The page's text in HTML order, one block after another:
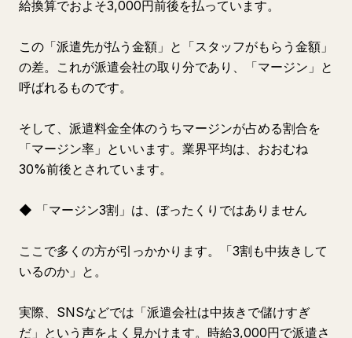
給換算でおよそ3,000円前後を払っています。
この「派遣先が払う金額」と「スタッフがもらう金額」
の差。これが派遣会社の取り分であり、「マージン」と
呼ばれるものです。
そして、派遣料金全体のうちマージンが占める割合を
「マージン率」といいます。業界平均は、おおむね
30%前後とされています。
◆ 「マージン3割」は、ぼったくりではありません
ここで多くの方が引っかかります。「3割も中抜きして
いるのか」と。
実際、SNSなどでは「派遣会社は中抜きで儲けすぎ
だ」という声をよく見かけます。時給3,000円で派遣さ